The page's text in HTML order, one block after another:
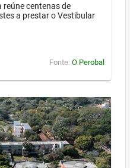
reúne centenas de
a prestar o Vestibular
Fonte: O Perobal